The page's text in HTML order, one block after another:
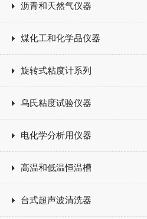
沥青和天然气仪器
煤化工和化学品仪器
旋转式粘度计系列
乌氏粘度试验仪器
电化学分析用仪器
高温和低温恒温槽
台式超声波清洗器